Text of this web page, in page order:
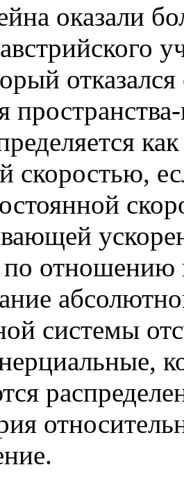
оказали
скоростью,
по отношению
системы